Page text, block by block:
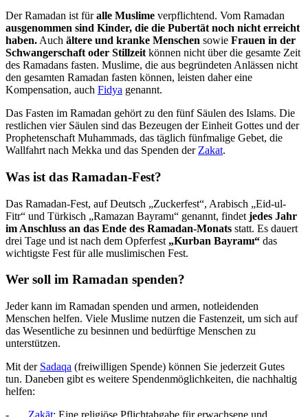
Der Ramadan ist füralle Muslime ver­pflichtend. Vom Ramadan
aus­genommen sind Kinder, die die Pubertät noch nicht erreicht
haben. Auch ältere und kranke Menschen sowie Frauen in der
Schwanger­schaft oder Still­zeit können nicht über die gesamte Zeit
des Ramadans fasten. Muslime, die aus be­gründeten An­lässen nicht
den gesamten Ramadan fasten können, leisten daher eine
Kompensation, auch Fidya ge­nannt.
Das Fasten im Ramadan gehört zu den fünf Säulen des Islams. Die
restlichen vier Säulen sind das Be­zeugen der Ein­heit Gottes und der
Propheten­schaft Muhammads, das täg­lich fünf­­malige Gebet, die
Wall­­fahrt nach Mekka und das Spenden der Zakat.
Was ist das Ramadan-Fest?
Das Ramadan-Fest, auf Deutsch „Zucker­fest“, Arabisch „Eid-ul-
Fitr“ und Türkisch „Ramazan Bayramı“ genannt, findet jedes Jahr
im Anschluss an das Ende des Ramadan-Monats statt. Es dauert
drei Tage und ist nach dem Opferfest „Kurban Bayramı“ das
wichtigste Fest für alle musli­mischen Fest.
Wer soll im Ramadan spenden?
Jeder kann im Ramadan spenden und armen, notleidenden
Menschen helfen. Viele Muslime nutzen die Fastenzeit, um sich auf
das Wesentliche zu besinnen und bedürftige Menschen zu
unterstützen.
Mit der Sadaqa (freiwilligen Spende) können Sie jederzeit Gutes
tun. Daneben gibt es weitere Spendenmöglichkeiten, die nachhaltig
helfen: